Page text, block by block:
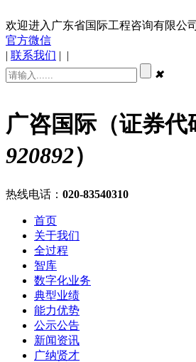
欢迎进入广东省国际工程咨询有限公
官方微信
| 联系我们 | |
✖
广咨国际（证券代
920892）
热线电话： 020-83540310
首页
关于我们
全过程
智库
数字化业务
典型业绩
能力优势
公示公告
新闻资讯
广纳贤才